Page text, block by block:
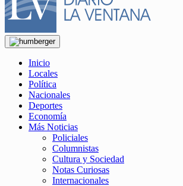
Inicio
Locales
Política
Nacionales
Deportes
Economía
Más Noticias
Policiales
Columnistas
Cultura y Sociedad
Notas Curiosas
Internacionales